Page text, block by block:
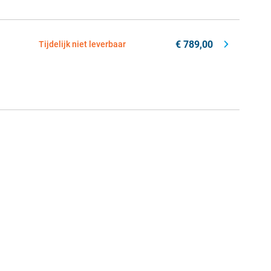
Tijdelijk niet leverbaar € 789,00